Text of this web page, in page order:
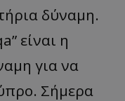
δύναμη.
είναι η
για να
Σήμερα